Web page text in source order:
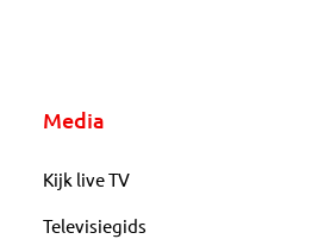
Media
Kijk live TV
Televisiegids